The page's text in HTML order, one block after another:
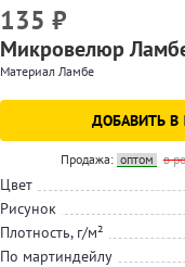
135 ₽
Микровелюр
Материал Ламбе
ДОБАВИТЬ В
Продажа: оптом в
Цвет
Рисунок
Плотность, г/м²
По мартиндейлу